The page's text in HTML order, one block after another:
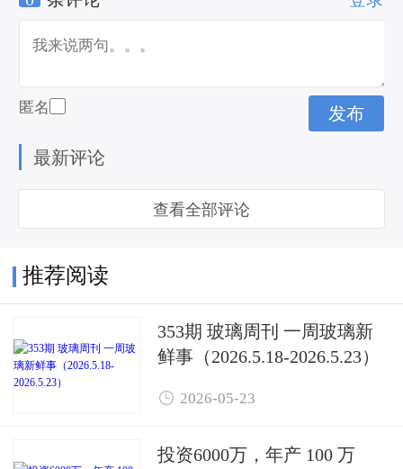
匿名
最新评论
查看全部评论
推荐阅读
353期 玻璃周刊 一周玻璃新
鲜事（2026.5.18-2026.5.23）
 2026-05-23
投资6000万，年产 100 万